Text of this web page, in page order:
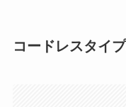
コードレスタイ